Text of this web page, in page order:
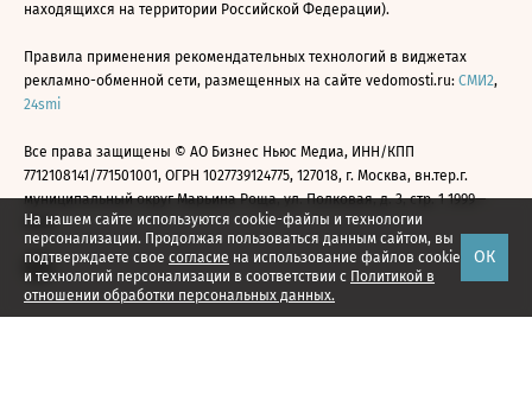
На нашем сайте используются cookie-файлы и технологии
персонализации. Продолжая пользоваться данным сайтом, вы
подтверждаете свое согласие на использование файлов cookie
и технологий персонализации в соответствии с Политикой в
отношении обработки персональных данных.
ОК
находящихся на территории Российской Федерации).
Правила применения рекомендательных технологий в виджетах
рекламно-обменной сети, размещенных на сайте vedomosti.ru: СМИ2,
24smi
Все права защищены © АО Бизнес Ньюс Медиа, ИНН/КПП
7712108141/771501001, ОГРН 1027739124775, 127018, г. Москва, вн.тер.г.
муниципальный округ Марьина Роща, ул. Полковая, д. 3, стр. 1 1999—
2026